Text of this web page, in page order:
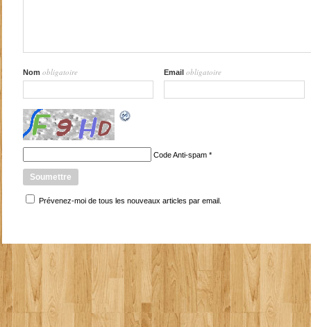
Nom obligatoire Email obligatoire
Code Anti-spam*
Prévenez-moi de tous les nouveaux articles par email.